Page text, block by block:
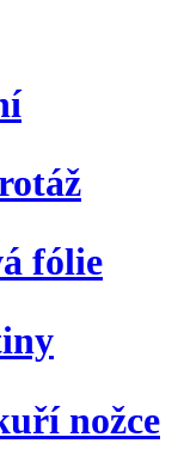
fólie
nožce